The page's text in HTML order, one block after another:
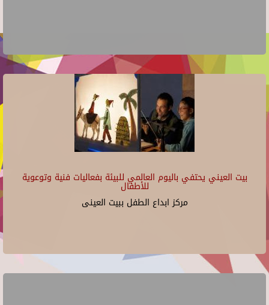
بيت العيني يحتفي باليوم العالمي للبيئة بفعاليات فنية وتوعوية
للأطفال
مركز ابداع الطفل ببيت العينى